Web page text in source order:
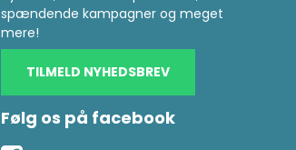
spændende kampagner og meget
mere!
TILMELD NYHEDSBREV
Følg os på facebook